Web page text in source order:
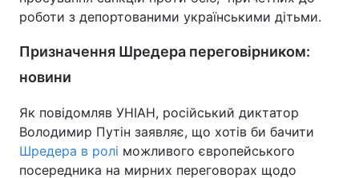
роботи з депортованими українськими дітьми.
Призначення Шредера переговірником:
новини
Як повідомляв УНІАН, російський диктатор
Володимир Путін заявляє, що хотів би бачити
Шредера в ролі можливого європейського
посередника на мирних переговорах щодо